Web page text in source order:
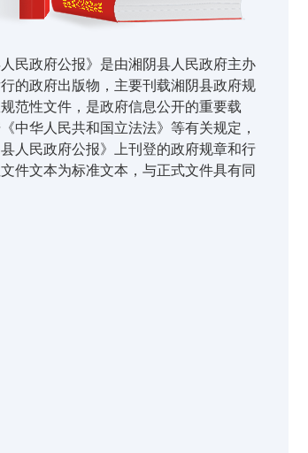
人民政府公报》是由湘阴县人民政府主办
的政府出版物，主要刊载湘阴县政府规
范性文件，是政府信息公开的重要载
中华人民共和国立法法》等有关规定，
人民政府公报》上刊登的政府规章和行
件文本为标准文本，与正式文件具有同